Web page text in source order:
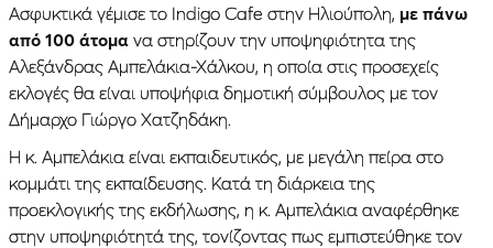
Ασφυκτικά γέμισε το Indigo Cafe στην Ηλιούπολη, με πάνω
από 100 άτομα να στηρίζουν την υποψηφιότητα της
Αλεξάνδρας Αμπελάκια-Χάλκου, η οποία στις προσεχείς
εκλογές θα είναι υποψήφια δημοτική σύμβουλος με τον
Δήμαρχο Γιώργο Χατζηδάκη.
Η κ. Αμπελάκια είναι εκπαιδευτικός, με μεγάλη πείρα στο
κομμάτι της εκπαίδευσης. Κατά τη διάρκεια της
προεκλογικής της εκδήλωσης, η κ. Αμπελάκια αναφέρθηκε
στην υποψηφιότητά της, τονίζοντας πως εμπιστεύθηκε τον